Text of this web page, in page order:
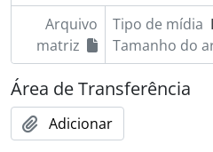
Arquivo
matriz
Tipo de mídia
Tamanho do
Área de Transferência
Adicionar